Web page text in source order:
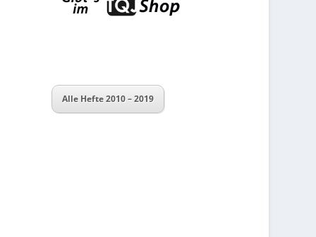
Alle Hefte 2010 – 2019